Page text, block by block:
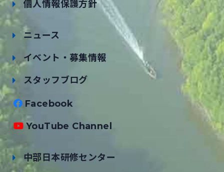
個人情報保護方針
ニュース
イベント・募集情報
スタッフブログ
Facebook
YouTube Channel
中部日本研修センター